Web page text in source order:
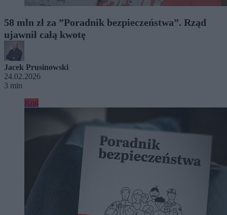
58 mln zł za ”Poradnik bezpieczeństwa”. Rząd
ujawnił całą kwotę
Jacek Prusinowski
24.02.2026
3 min
Kraj